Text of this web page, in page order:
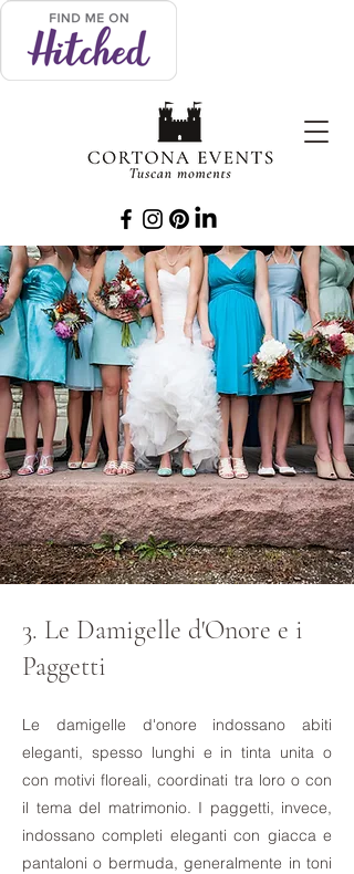
3. Le Damigelle d'Onore e i
Paggetti
Le damigelle d'onore indossano abiti
eleganti, spesso lunghi e in tinta unita o
con motivi floreali, coordinati tra loro o con
il tema del matrimonio. I paggetti, invece,
indossano completi eleganti con giacca e
pantaloni o bermuda, generalmente in toni